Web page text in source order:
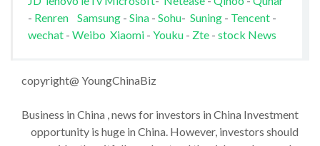
- Renren Samsung- Sina- Sohu- Suning- Tencent-
wechat - Weibo Xiaomi- Youku - Zte- stock News
copyright@ YoungChinaBiz
Business in China , news for investors in China Investment
opportunity is huge in China. However, investors should